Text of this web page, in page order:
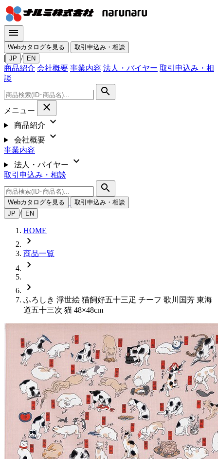
menu
Webカタログを見る 取引申込み・相談
| JP / EN
商品紹介 会社概要 事業内容 法人・バイヤー 取引申込み・相
談
search
メニュー close
商品紹介 expand_more
会社概要 expand_more
事業内容
法人・バイヤー
expand_more
取引申込み・相談
search
Webカタログを見る
取引申込み・相談
JP / EN
HOME
chevron_right
商品一覧
chevron_right
chevron_right
ふろしき 浮世絵 猫飼好五十三疋 チーフ 歌川国芳 東海
道五十三次 猫 48×48cm